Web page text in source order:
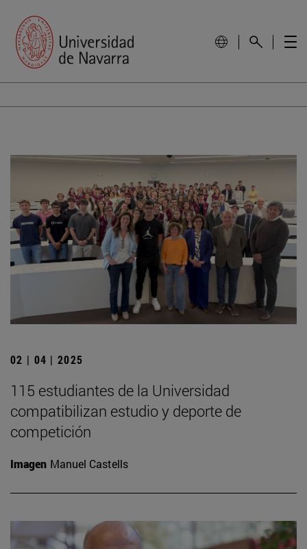
02 | 04 | 2025
115 estudiantes de la Universidad
compatibilizan estudio y deporte de
competición
Imagen Manuel Castells